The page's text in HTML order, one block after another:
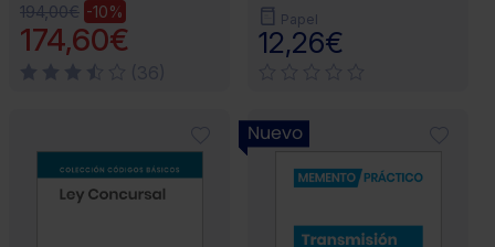
194,00€ -10%
174,60€
Papel
12,26€
Nuevo